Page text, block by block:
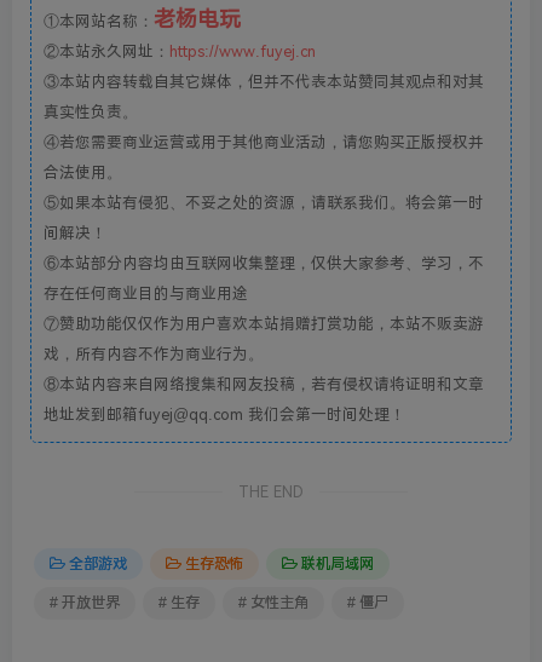
①本网站名称： 老杨电玩
②本站永久网址： https://www.fuyej.cn
③本站内容转载自其它媒体，但并不代表本站赞同其观点和对其
真实性负责。
④若您需要商业运营或用于其他商业活动，请您购买正版授权并
合法使用。
⑤如果本站有侵犯、不妥之处的资源，请联系我们。将会第一时
间解决！
⑥本站部分内容均由互联网收集整理，仅供大家参考、学习，不
存在任何商业目的与商业用途
⑦赞助功能仅仅作为用户喜欢本站捐赠打赏功能，本站不贩卖游
戏，所有内容不作为商业行为。
⑧本站内容来自网络搜集和网友投稿，若有侵权请将证明和文章
地址发到邮箱fuyej@qq.com 我们会第一时间处理！
THE END
全部游戏 生存恐怖 联机局域网
# 开放世界 # 生存 # 女性主角 # 僵尸